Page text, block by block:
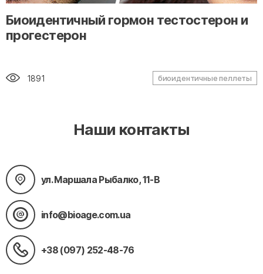
" alt="loading" class="img-responsive"/>
Биоидентичный гормон тестостерон и
прогестерон
1891 биоидентичные пеллеты
Наши контакты
ул. Маршала Рыбалко, 11-В
info@bioage.com.ua
+38 (097) 252-48-76